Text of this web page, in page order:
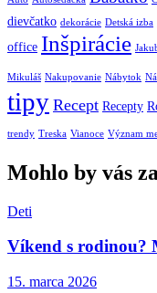
dievčatko dekorácie Detská izba
office Inšpirácie
Mikuláš Nakupovanie Nábytok
tipy Recept Recepty
trendy Treska Vianoce Význam
Mohlo by vás
Deti
Víkend s rodinou?
15. marca 2026